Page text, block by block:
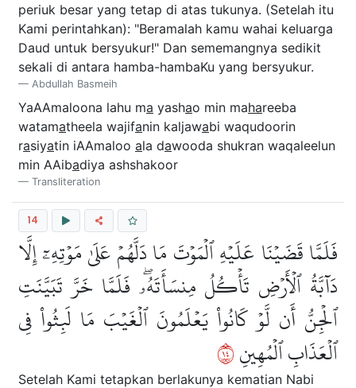
periuk besar yang tetap di atas tukunya. (Setelah itu
Kami perintahkan): "Beramalah kamu wahai keluarga
Daud untuk bersyukur!" Dan sememangnya sedikit
sekali di antara hamba-hambaKu yang bersyukur.
Abdullah Basmeih
YaAAmaloona lahu ma yashao min mahareeba
watamatheela wajifanin kaljawabi waqudoorin
rasiyatin iAAmaloo ala dawooda shukran waqaleelun
min AAibadiya ashshakoor
Transliteration
14
فَلَمَّا قَضَيۡنَا عَلَيۡهِ ٱلۡمَوۡتَ مَا دَلَّهُمۡ عَلَىٰ مَوۡتِهِۦٓ إِلَّا
دَآبَّةُ ٱلۡأَرۡضِ تَأۡكُلُ مِنسَأَتَهُۥۖ فَلَمَّا خَرَّ تَبَيَّنَتِ
ٱلۡجِنُّ أَن لَّوۡ كَانُواْ يَعۡلَمُونَ ٱلۡغَيۡبَ مَا لَبِثُواْ فِي
ٱلۡعَذَابِ ٱلۡمُهِينِ٤١
Setelah Kami tetapkan berlakunya kematian Nabi